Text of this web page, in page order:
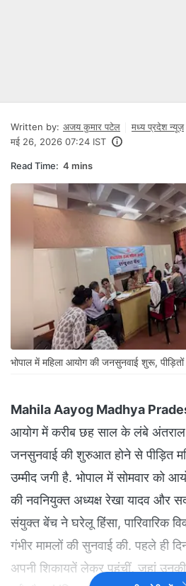
Written by: अजय कुमार पटेल
मध्य प्रदेश न्यूज़
मई 26, 2026 07:24 IST
Read Time: 4 mins
भोपाल में महिला आयोग की जनसुनवाई शुरू, पीड़ितों
Mahila Aayog Madhya
आयोग में करीब छह साल के लंबे अंतराल
जनसुनवाई की शुरुआत होने से पीड़ित
उम्मीद जगी है. भोपाल में सोमवार को
की नवनियुक्त अध्यक्ष रेखा यादव और
संयुक्त बेंच ने घरेलू हिंसा, पारिवारिक
गंभीर मामलों की सुनवाई की. पहले ही
अपनी शिकायतें लेकर पहुंचीं, जहां